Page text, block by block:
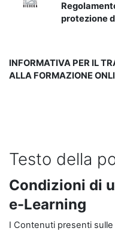
protezione
INFORMATIVA PER IL
ALLA FORMAZIONE
Testo della
Condizioni di
e-Learning
I Contenuti presenti